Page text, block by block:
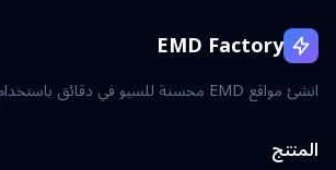
EMD Factory
انشئ مواقع EMD محسنة للسيو في دقائق باستخدام الذكاء الاصطناعي.
المنتج